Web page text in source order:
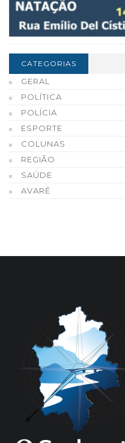
CATEGORIAS
GERAL
POLÍTICA
POLÍCIA
ESPORTE
COLUNAS
REGIÃO
SAÚDE
AVARÉ